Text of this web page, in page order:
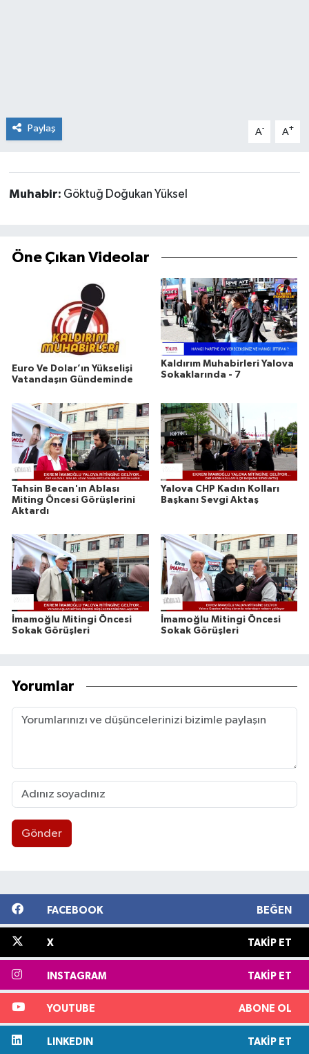
Paylaş A- A+
Muhabir: Göktuğ Doğukan Yüksel
Öne Çıkan Videolar
Euro Ve Dolar’ın Yükselişi
Vatandaşın Gündeminde
Kaldırım Muhabirleri Yalova
Sokaklarında - 7
Tahsin Becan'ın Ablası
Miting Öncesi Görüşlerini
Aktardı
Yalova CHP Kadın Kolları
Başkanı Sevgi Aktaş
İmamoğlu Mitingi Öncesi
Sokak Görüşleri
İmamoğlu Mitingi Öncesi
Sokak Görüşleri
Yorumlar
Gönder
FACEBOOK BEĞEN
X TAKIP ET
INSTAGRAM TAKIP ET
YOUTUBE ABONE OL
LINKEDIN TAKIP ET